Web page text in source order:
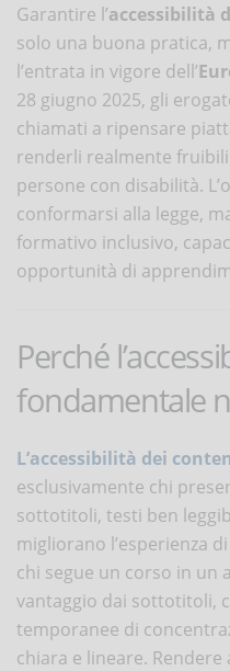
Garantire l’accessibilità
solo una buona pratica,
l’entrata in vigore dell’
28 giugno 2025, gli
chiamati a ripensare
renderli realmente
persone con disabilità.
conformarsi alla legge,
formativo inclusivo,
opportunità di
Perché
fondamentale
L’accessibilità dei
esclusivamente chi
sottotitoli, testi ben
migliorano l’esperienza
chi segue un corso in
vantaggio dai sottotitoli,
temporanee di
chiara e lineare.